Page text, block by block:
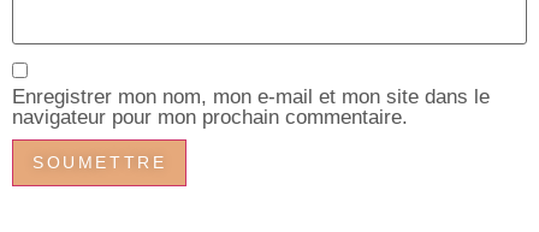
Enregistrer mon nom, mon e-mail et mon site dans le
navigateur pour mon prochain commentaire.